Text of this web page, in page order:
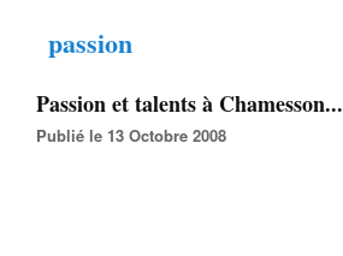
passion
Passion et talents à Chamesson...
Publié le 13 Octobre 2008